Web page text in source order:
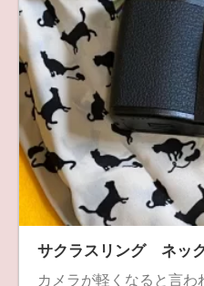
サクラスリング ネッ
カメラが軽くなると言